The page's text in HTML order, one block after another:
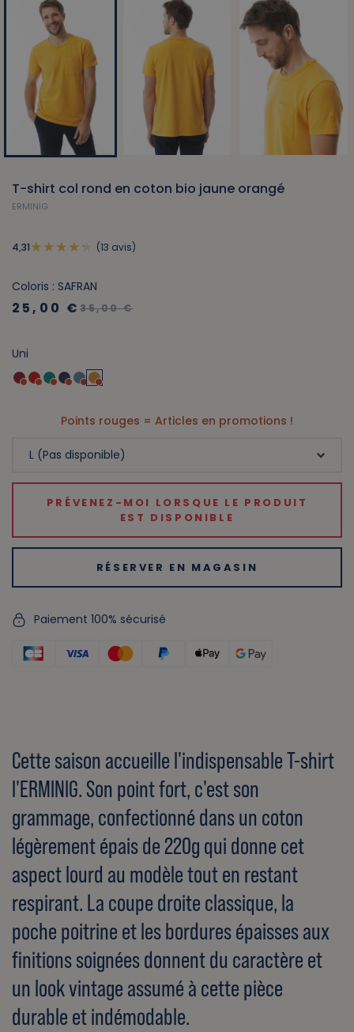
T-shirt col rond en coton bio jaune orangé
ERMINIG
4,31 (13 avis)
Coloris : SAFRAN
25,00 €35,00 €
Uni
Points rouges = Articles en promotions !
PRÉVENEZ-MOI LORSQUE LE PRODUIT
EST DISPONIBLE
RÉSERVER EN MAGASIN
Paiement 100% sécurisé
Cette saison accueille l'indispensable T-shirt
l'ERMINIG. Son point fort, c'est son
grammage, confectionné dans un coton
légèrement épais de 220g qui donne cet
aspect lourd au modèle tout en restant
respirant. La coupe droite classique, la
poche poitrine et les bordures épaisses aux
finitions soignées donnent du caractère et
un look vintage assumé à cette pièce
durable et indémodable.